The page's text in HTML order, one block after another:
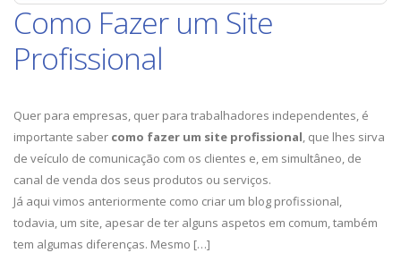
Como Fazer um Site
Profissional
Quer para empresas, quer para trabalhadores independentes, é
importante saber como fazer um site profissional , que lhes sirva
de veículo de comunicação com os clientes e, em simultâneo, de
canal de venda dos seus produtos ou serviços.
Já aqui vimos anteriormente como criar um blog profissional,
todavia, um site, apesar de ter alguns aspetos em comum, também
tem algumas diferenças. Mesmo […]